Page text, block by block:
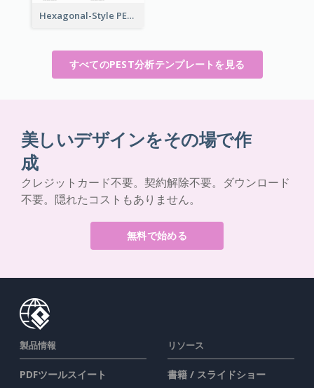
Hexagonal-Style PEST Analysis for Infographic
すべてのPEST分析テンプレートを見る
美しいデザインをその場で作
成
クレジットカード不要。契約解除不要。ダウンロード
不要。隠れたコストもありません。
無料で始める
製品情報
PDFツールスイート
リソース
書籍 / スライドショー